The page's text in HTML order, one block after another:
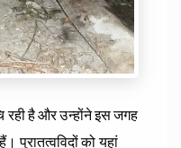
रही है और उन्होंने इस जगह
पुरातत्वविदों को यहां